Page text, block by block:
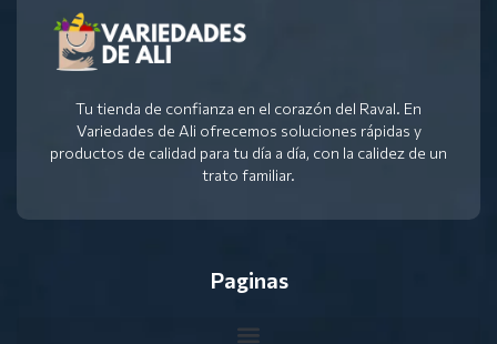
Tu tienda de confianza en el corazón del Raval. En
Variedades de Ali ofrecemos soluciones rápidas y
productos de calidad para tu día a día, con la calidez de un
trato familiar.
Paginas